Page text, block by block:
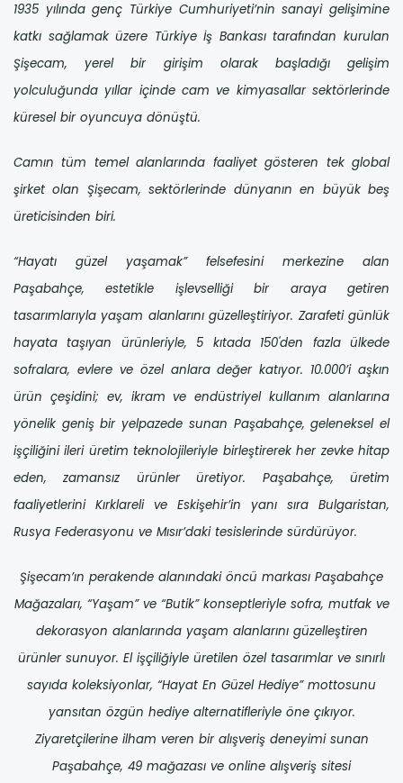
1935 yılında genç Türkiye Cumhuriyeti’nin sanayi gelişimine
katkı sağlamak üzere Türkiye İş Bankası tarafından kurulan
Şişecam, yerel bir girişim olarak başladığı gelişim
yolculuğunda yıllar içinde cam ve kimyasallar sektörlerinde
küresel bir oyuncuya dönüştü.
Camın tüm temel alanlarında faaliyet gösteren tek global
şirket olan Şişecam, sektörlerinde dünyanın en büyük beş
üreticisinden biri.
“Hayatı güzel yaşamak” felsefesini merkezine alan
Paşabahçe, estetikle işlevselliği bir araya getiren
tasarımlarıyla yaşam alanlarını güzelleştiriyor. Zarafeti günlük
hayata taşıyan ürünleriyle, 5 kıtada 150'den fazla ülkede
sofralara, evlere ve özel anlara değer katıyor. 10.000’i aşkın
ürün çeşidini; ev, ikram ve endüstriyel kullanım alanlarına
yönelik geniş bir yelpazede sunan Paşabahçe, geleneksel el
işçiliğini ileri üretim teknolojileriyle birleştirerek her zevke hitap
eden, zamansız ürünler üretiyor. Paşabahçe, üretim
faaliyetlerini Kırklareli ve Eskişehir’in yanı sıra Bulgaristan,
Rusya Federasyonu ve Mısır’daki tesislerinde sürdürüyor.
Şişecam’ın perakende alanındaki öncü markası Paşabahçe
Mağazaları, “Yaşam” ve “Butik” konseptleriyle sofra, mutfak ve
dekorasyon alanlarında yaşam alanlarını güzelleştiren
ürünler sunuyor. El işçiliğiyle üretilen özel tasarımlar ve sınırlı
sayıda koleksiyonlar, “Hayat En Güzel Hediye” mottosunu
yansıtan özgün hediye alternatifleriyle öne çıkıyor.
Ziyaretçilerine ilham veren bir alışveriş deneyimi sunan
Paşabahçe, 49 mağazası ve online alışveriş sitesi